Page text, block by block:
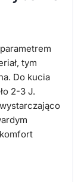
tym
Do kucia
2-3 J.